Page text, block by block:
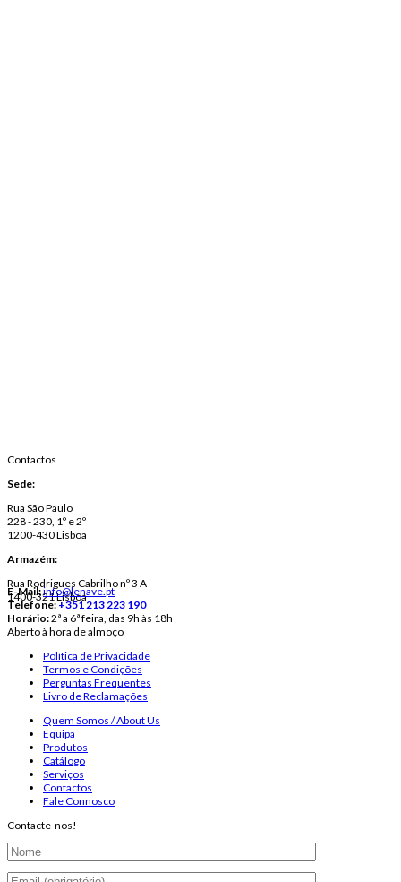
Contactos
Sede:
Rua São Paulo
228 - 230, 1º e 2º
1200-430 Lisboa
Armazém:
Rua Rodrigues Cabrilho nº 3 A
1400-321 Lisboa
E-Mail:info@lenave.pt
Telefone:+351 213 223 190
Horário:2ª a 6ª feira, das 9h às 18h
Aberto à hora de almoço
Política de Privacidade
Termos e Condições
Perguntas Frequentes
Livro de Reclamações
Quem Somos / About Us
Equipa
Produtos
Catálogo
Serviços
Contactos
Fale Connosco
Contacte-nos!